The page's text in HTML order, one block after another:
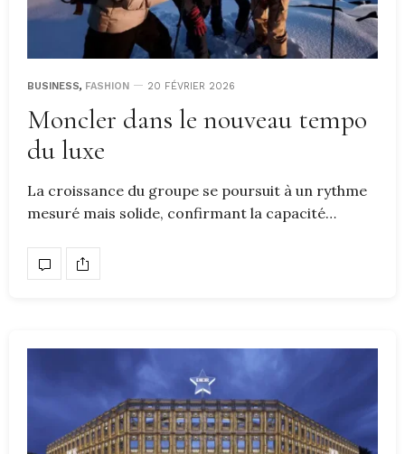
BUSINESS, FASHION 20 FÉVRIER 2026
Moncler dans le nouveau tempo
du luxe
La croissance du groupe se poursuit à un rythme
mesuré mais solide, confirmant la capacité…